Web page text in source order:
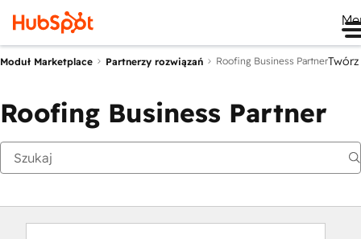
Moduł Marketplace Partnerzy rozwiązań Roofing Business PartnerTwórz
Roofing Business Partner